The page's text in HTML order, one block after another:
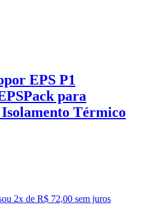
EPS P1
para
Térmico
ou 2x de R$ 72,00 sem juros